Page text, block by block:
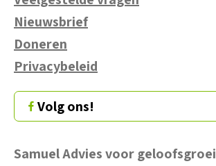
Nieuwsbrief
Doneren
Privacybeleid
Volg ons!
Samuel Advies voor geloofsgroei